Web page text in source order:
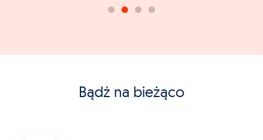
Bądź na bieżąco